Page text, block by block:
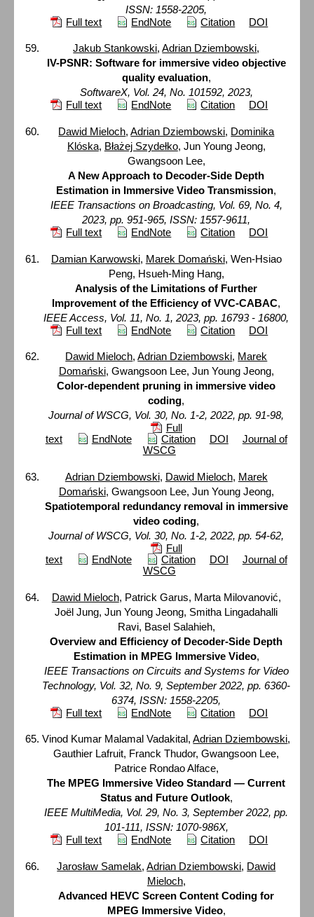
ISSN: 1558-2205,
Full text
EndNote Citation DOI
Jakub Stankowski,Adrian Dziembowski,
IV-PSNR: Software for immersive video objective
quality evaluation,
SoftwareX, Vol. 24, No. 101592, 2023,
Full text
EndNote Citation DOI
Dawid Mieloch,Adrian Dziembowski, Dominika
Klóska, Błażej Szydełko, Jun Young Jeong,
Gwangsoon Lee,
A New Approach to Decoder-Side Depth
Estimation in Immersive Video Transmission,
IEEE Transactions on Broadcasting, Vol. 69, No. 4,
2023, pp. 951-965, ISSN: 1557-9611,
Full text
EndNote Citation DOI
Damian Karwowski, Marek Domański, Wen-Hsiao
Peng, Hsueh-Ming Hang,
Analysis of the Limitations of Further
Improvement of the Efficiency of VVC-CABAC,
IEEE Access, Vol. 11, No. 1, 2023, pp. 16793 - 16800,
Full text
EndNote Citation DOI
Dawid Mieloch,Adrian Dziembowski, Marek
Domański, Gwangsoon Lee, Jun Young Jeong,
Color-dependent pruning in immersive video
coding,
Journal of WSCG, Vol. 30, No. 1-2, 2022, pp. 91-98,
Full
text
EndNote Citation DOI
Journal of
WSCG
Adrian Dziembowski, Dawid Mieloch, Marek
Domański, Gwangsoon Lee, Jun Young Jeong,
Spatiotemporal redundancy removal in immersive
video coding,
Journal of WSCG, Vol. 30, No. 1-2, 2022, pp. 54-62,
Full
text
EndNote Citation DOI
Journal of
WSCG
Dawid Mieloch, Patrick Garus, Marta Milovanović,
Joël Jung, Jun Young Jeong, Smitha Lingadahalli
Ravi, Basel Salahieh,
Overview and Efficiency of Decoder-Side Depth
Estimation in MPEG Immersive Video,
IEEE Transactions on Circuits and Systems for Video
Technology, Vol. 32, No. 9, September 2022, pp. 6360-
6374, ISSN: 1558-2205,
Full text
EndNote Citation DOI
Vinod Kumar Malamal Vadakital,Adrian Dziembowski,
Gauthier Lafruit, Franck Thudor, Gwangsoon Lee,
Patrice Rondao Alface,
The MPEG Immersive Video Standard — Current
Status and Future Outlook,
IEEE MultiMedia, Vol. 29, No. 3, September 2022, pp.
101-111, ISSN: 1070-986X,
Full text
EndNote Citation DOI
Jarosław Samelak,Adrian Dziembowski, Dawid
Mieloch,
Advanced HEVC Screen Content Coding for
MPEG Immersive Video,